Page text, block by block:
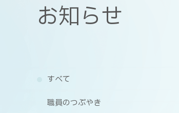
お知らせ
すべて
職員のつぶやき